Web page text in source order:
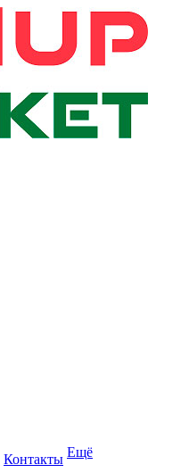
Контакты Ещё